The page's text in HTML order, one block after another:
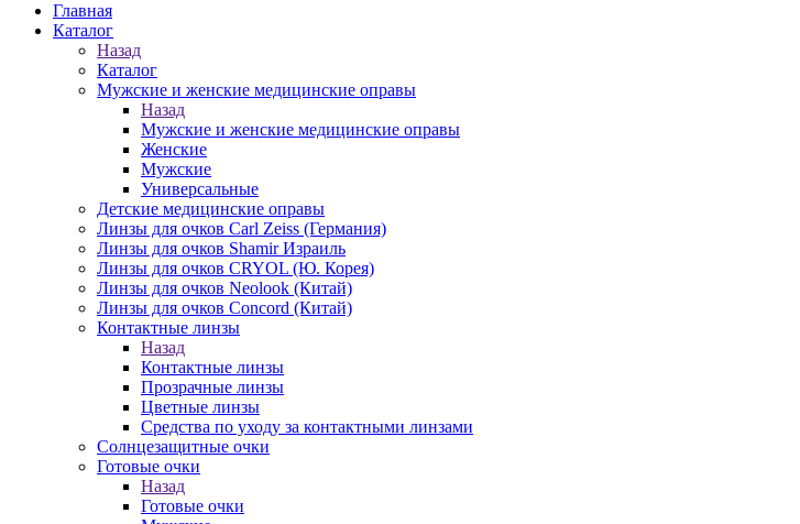
Главная
Каталог
Назад
Каталог
Мужские и женские медицинские оправы
Назад
Мужские и женские медицинские оправы
Женские
Мужские
Универсальные
Детские медицинские оправы
Линзы для очков Carl Zeiss (Германия)
Линзы для очков Shamir Израиль
Линзы для очков CRYOL (Ю. Корея)
Линзы для очков Neolook (Китай)
Линзы для очков Concord (Китай)
Контактные линзы
Назад
Контактные линзы
Прозрачные линзы
Цветные линзы
Средства по уходу за контактными линзами
Солнцезащитные очки
Готовые очки
Назад
Готовые очки